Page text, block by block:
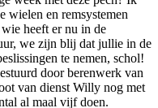
wielen en remsystemen
heeft er nu in de
we zijn blij dat jullie in de
te nemen, schol!
door berenwerk van
van dienst Willy nog met
al maal vijf doen.